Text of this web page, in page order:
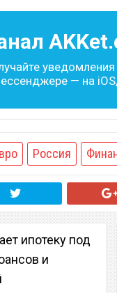
— на
Россия
ипотеку под
и